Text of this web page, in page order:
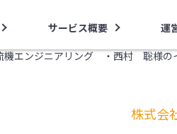
サービス概要 運
機エンジニアリング ・西村 聡様の
株式会